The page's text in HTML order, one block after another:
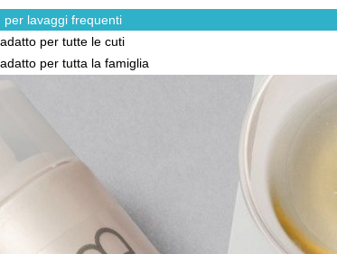
per lavaggi frequenti
adatto per tutte le cuti
adatto per tutta la famiglia